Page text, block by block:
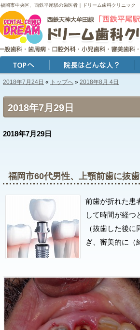
2018年7月29日
福岡市中央区、西鉄平尾駅の歯医者｜ドリーム歯科クリニック
2018年7月24日 « トップへ » 2018年8月 4日
2018年7月29日
福岡市60代男性、上顎前歯に抜
前歯が折れた患
して時間が経つ
（抜歯した後
ぎ、審美的に（
トップ 院長はどんな人？